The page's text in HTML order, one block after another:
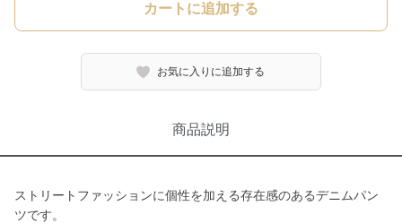
カートに追加する
お気に入りに追加する
商品説明
ストリートファッションに個性を加える存在感のあるデニムパン
ツです。